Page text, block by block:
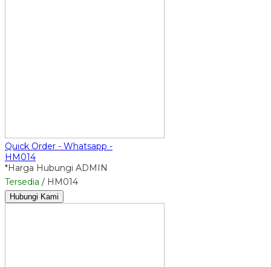
Quick Order - Whatsapp -
HM014
*Harga Hubungi ADMIN
Tersedia / HM014
Hubungi Kami